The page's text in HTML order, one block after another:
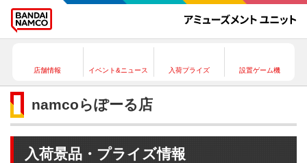
店舗情報 イベント&ニュース 入荷プライズ 設置ゲーム機
namcoらぽーる店
入荷景品・プライズ情報